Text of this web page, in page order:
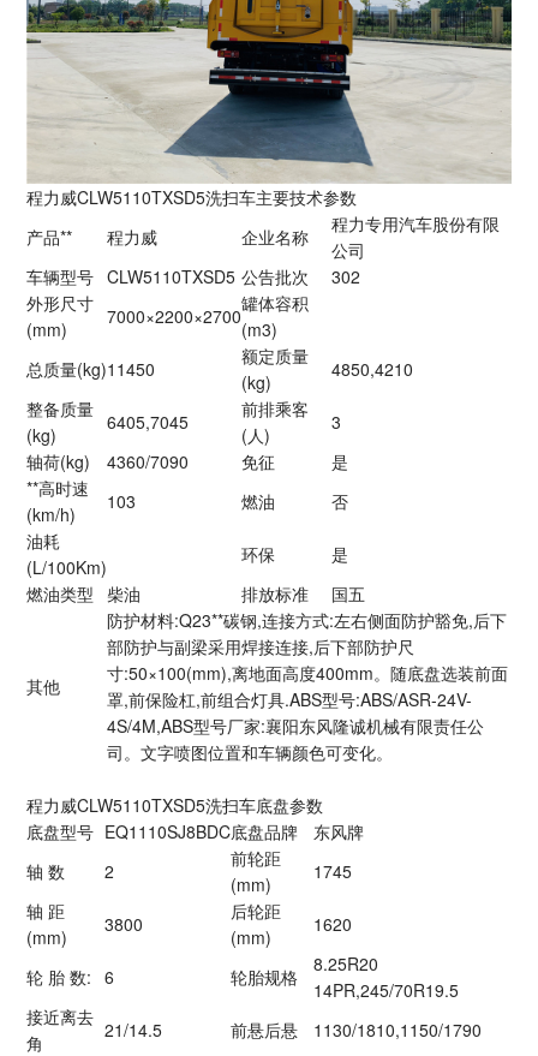
程力威CLW5110TXSD5洗扫车主要技术参数
产品**
程力威 企业名称
程力专用汽车股份有限
公司
车辆型号 CLW5110TXSD5 公告批次
302
外形尺寸
(mm)
7000×2200×2700
罐体容积
(m3)
总质量(kg)11450
额定质量
(kg)
4850,4210
整备质量
(kg)
6405,7045
前排乘客
(人)
3
轴荷(kg)
4360/7090 免征
是
**高时速
(km/h)
103 燃油
否
油耗
(L/100Km)
环保
是
燃油类型
柴油 排放标准 国五
其他
防护材料:Q23**碳钢,连接方式:左右侧面防护豁免,后下
部防护与副梁采用焊接连接,后下部防护尺
寸:50×100(mm),离地面高度400mm。随底盘选装前面
罩,前保险杠,前组合灯具.ABS型号:ABS/ASR-24V-
4S/4M,ABS型号厂家:襄阳东风隆诚机械有限责任公
司。文字喷图位置和车辆颜色可变化。
程力威CLW5110TXSD5洗扫车底盘参数
底盘型号 EQ1110SJ8BDC底盘品牌
东风牌
轴 数
2
前轮距
(mm)
1745
轴 距
(mm)
3800
后轮距
(mm)
1620
轮 胎 数: 6 轮胎规格
8.25R20
14PR,245/70R19.5
接近离去
角
21/14.5 前悬后悬 1130/1810,1150/1790